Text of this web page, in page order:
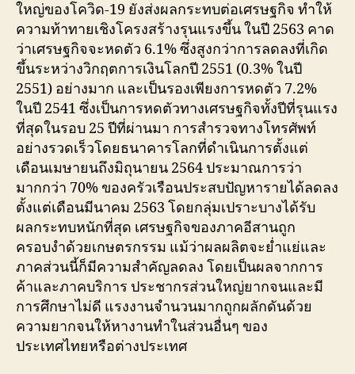
ใหญ่ของโควิด-19 ยังส่งผลกระทบต่อเศรษฐกิจ ทำให้
ความท้าทายเชิงโครงสร้างรุนแรงขึ้น ในปี 2563 คาด
ว่าเศรษฐกิจจะหดตัว 6.1% ซึ่งสูงกว่าการลดลงที่เกิด
ขึ้นระหว่างวิกฤตการเงินโลกปี 2551 (0.3% ในปี
2551) อย่างมาก และเป็นรองเพียงการหดตัว 7.2%
ในปี 2541 ซึ่งเป็นการหดตัวทางเศรษฐกิจทั้งปีที่รุนแรง
ที่สุดในรอบ 25 ปีที่ผ่านมา การสำรวจทางโทรศัพท์
อย่างรวดเร็วโดยธนาคารโลกที่ดำเนินการตั้งแต่
เดือนเมษายนถึงมิถุนายน 2564 ประมาณการว่า
มากกว่า 70% ของครัวเรือนประสบปัญหารายได้ลดลง
ตั้งแต่เดือนมีนาคม 2563 โดยกลุ่มเปราะบางได้รับ
ผลกระทบหนักที่สุด เศรษฐกิจของภาคอีสานถูก
ครอบงำด้วยเกษตรกรรม แม้ว่าผลผลิตจะย่ำแย่และ
ภาคส่วนนี้ก็มีความสำคัญลดลง โดยเป็นผลจากการ
ค้าและภาคบริการ ประชากรส่วนใหญ่ยากจนและมี
การศึกษาไม่ดี แรงงานจำนวนมากถูกผลักดันด้วย
ความยากจนให้หางานทำในส่วนอื่นๆ ของ
ประเทศไทยหรือต่างประเทศ